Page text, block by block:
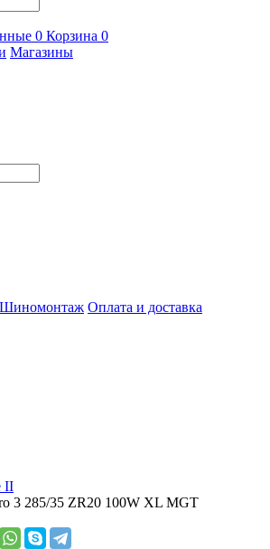
0 Корзина 0
Магазины
Шиномонтаж Оплата и доставка
II
3 285/35 ZR20 100W XL MGT